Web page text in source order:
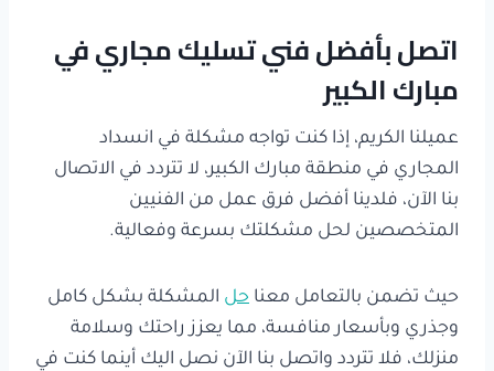
اتصل بأفضل فني تسليك مجاري في
مبارك الكبير
عميلنا الكريم، إذا كنت تواجه مشكلة في انسداد
المجاري في منطقة مبارك الكبير، لا تتردد في الاتصال
بنا الآن، فلدينا أفضل فرق عمل من الفنيين
المتخصصين لحل مشكلتك بسرعة وفعالية.
حيث تضمن بالتعامل معنا حل المشكلة بشكل كامل
وجذري وبأسعار منافسة، مما يعزز راحتك وسلامة
منزلك، فلا تتردد واتصل بنا الآن نصل اليك أينما كنت في